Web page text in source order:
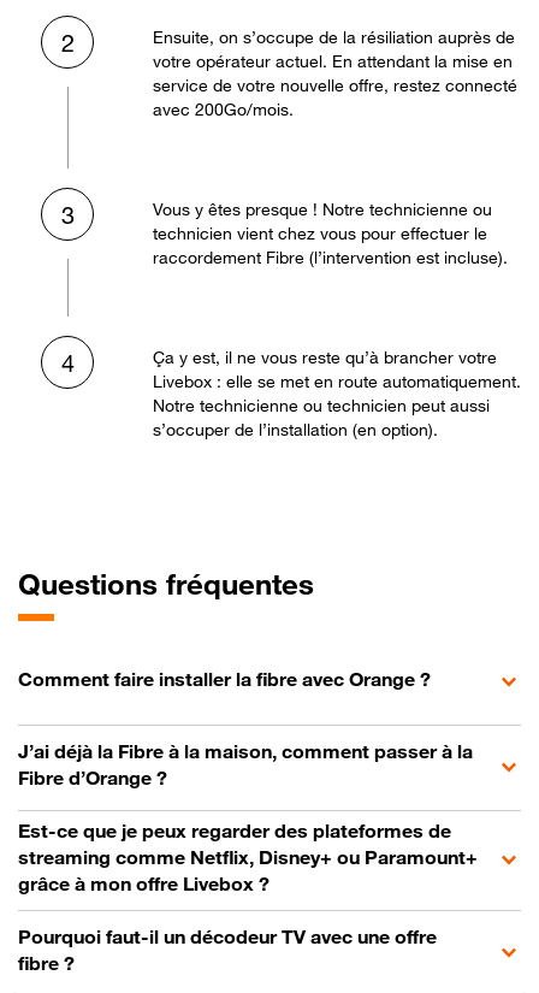
2
Ensuite, on s’occupe de la résiliation auprès de
votre opérateur actuel. En attendant la mise en
service de votre nouvelle offre, restez connecté
avec 200Go/mois.
3
Vous y êtes presque ! Notre technicienne ou
technicien vient chez vous pour effectuer le
raccordement Fibre (l’intervention est incluse).
4
Ça y est, il ne vous reste qu’à brancher votre
Livebox : elle se met en route automatiquement.
Notre technicienne ou technicien peut aussi
s’occuper de l’installation (en option).
Questions fréquentes
Comment faire installer la fibre avec Orange ?
J’ai déjà la Fibre à la maison, comment passer à la
Fibre d’Orange ?
Est-ce que je peux regarder des plateformes de
streaming comme Netflix, Disney+ ou Paramount+
grâce à mon offre Livebox ?
Pourquoi faut-il un décodeur TV avec une offre
fibre ?